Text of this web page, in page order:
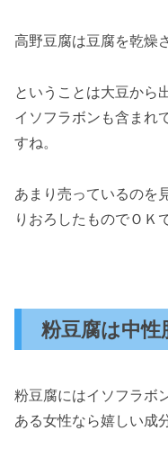
高野豆腐は豆腐を乾燥
ということは大豆から
イソフラボンも含まれ
すね。
あまり売っているのを
りおろしたものでＯＫ
粉豆腐は中性
粉豆腐にはイソフラボ
ある女性なら嬉しい成